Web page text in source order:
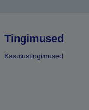
Tingimused
Kasutustingimused